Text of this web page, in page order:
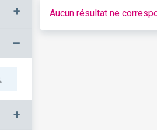
+
–
+
Aucun résultat ne